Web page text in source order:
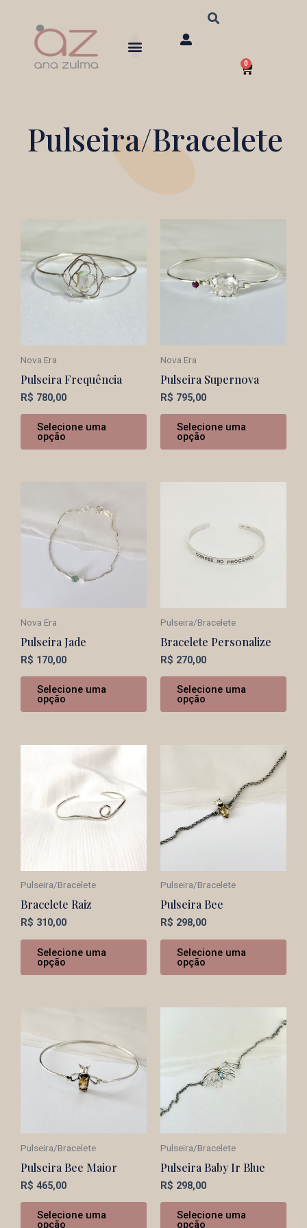
conteúdo
0
Carrinho
Pulseira/Bracelete
Nova Era
Pulseira Frequência
R$ 780,00
Selecione uma
opção
Nova Era
Pulseira Supernova
R$ 795,00
Selecione uma
opção
Nova Era
Pulseira Jade
R$ 170,00
Selecione uma
opção
Pulseira/Bracelete
Bracelete Personalize
R$ 270,00
Selecione uma
opção
Pulseira/Bracelete
Bracelete Raiz
R$ 310,00
Selecione uma
opção
Pulseira/Bracelete
Pulseira Bee
R$ 298,00
Selecione uma
opção
Pulseira/Bracelete
Pulseira Bee Maior
R$ 465,00
Selecione uma
opção
Pulseira/Bracelete
Pulseira Baby Ir Blue
R$ 298,00
Selecione uma
opção